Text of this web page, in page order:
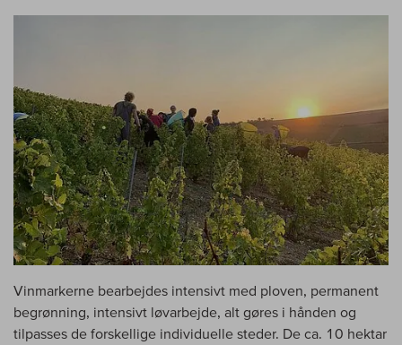
Vinmarkerne bearbejdes intensivt med ploven, permanent
begrønning, intensivt løvarbejde, alt gøres i hånden og
tilpasses de forskellige individuelle steder. De ca. 10 hektar